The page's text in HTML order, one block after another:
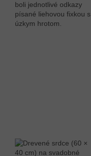
boli jednotlivé odkazy
písané liehovou fixkou s
úzkym hrotom.